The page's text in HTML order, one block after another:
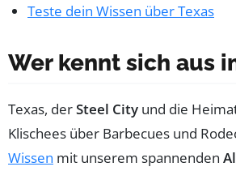
Teste dein Wissen über Texas
Wer kennt sich aus
Texas, derSteel City und die
Klischees über Barbecues und
Wissen mit unserem spannenden